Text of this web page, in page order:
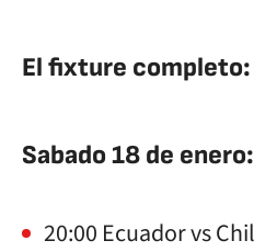
El fixture completo:
Sabado 18 de enero:
20:00 Ecuador vs